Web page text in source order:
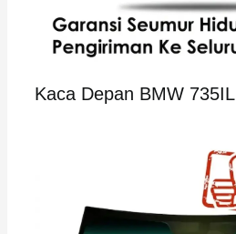
Kaca Depan BMW 735IL